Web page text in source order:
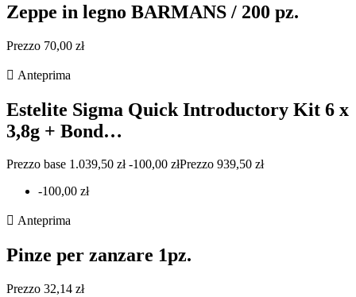
Zeppe in legno BARMANS / 200 pz.
Prezzo 70,00 zł
 Anteprima
Estelite Sigma Quick Introductory Kit 6 x
3,8g + Bond…
Prezzo base 1.039,50 zł -100,00 złPrezzo 939,50 zł
-100,00 zł
 Anteprima
Pinze per zanzare 1pz.
Prezzo 32,14 zł